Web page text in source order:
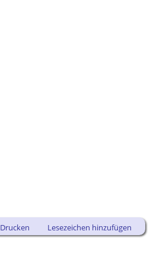
Drucken Lesezeichen hinzufügen